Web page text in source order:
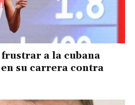
a la cubana
su carrera contra